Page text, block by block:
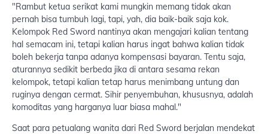
"Rambut ketua serikat kami mungkin memang tidak akan
pernah bisa tumbuh lagi, tapi, yah, dia baik-baik saja kok.
Kelompok Red Sword nantinya akan mengajari kalian tentang
hal semacam ini, tetapi kalian harus ingat bahwa kalian tidak
boleh bekerja tanpa adanya kompensasi bayaran. Tentu saja,
aturannya sedikit berbeda jika di antara sesama rekan
kelompok, tetapi kalian tetap harus menimbang untung dan
ruginya dengan cermat. Sihir penyembuhan, khususnya, adalah
komoditas yang harganya luar biasa mahal."
Saat para petualang wanita dari Red Sword berjalan mendekat